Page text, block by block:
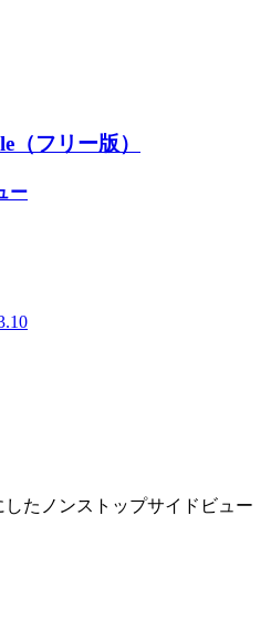
（フリー版）
ー
たノンストップサイドビュー